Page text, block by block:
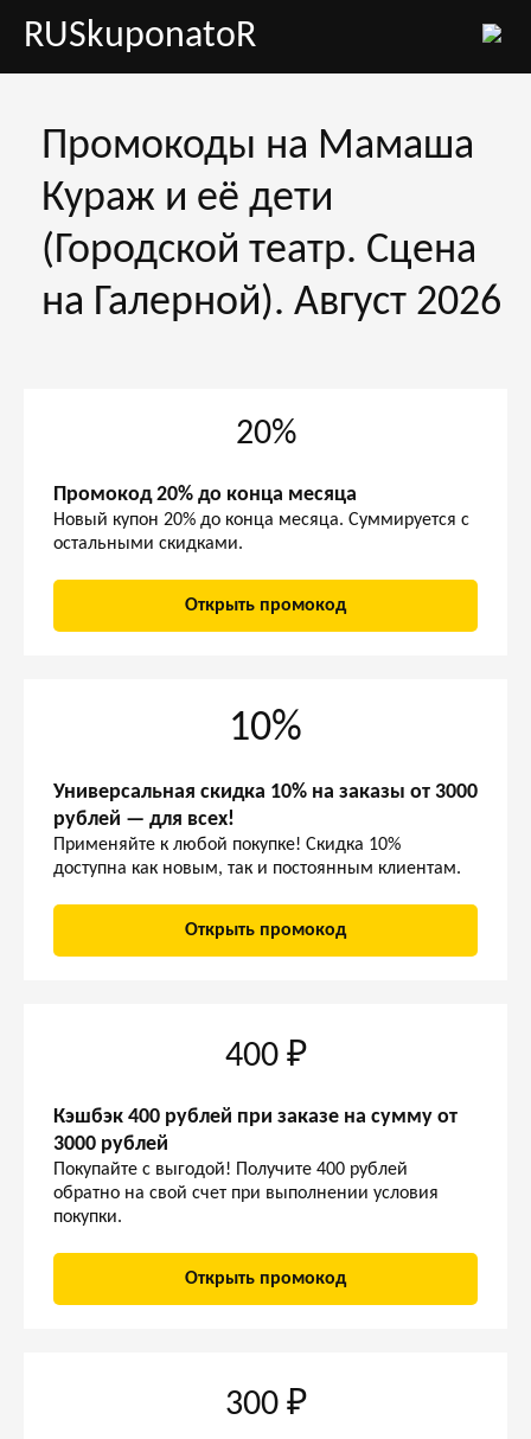
RUSkuponatoR
Промокоды на Мамаша
Кураж и её дети
(Городской театр. Сцена
на Галерной). Август 2026
20%
Промокод 20% до конца месяца
Новый купон 20% до конца месяца. Суммируется с
остальными скидками.
Открыть промокод
10%
Универсальная скидка 10% на заказы от 3000
рублей — для всех!
Применяйте к любой покупке! Скидка 10%
доступна как новым, так и постоянным клиентам.
Открыть промокод
400 ₽
Кэшбэк 400 рублей при заказе на сумму от
3000 рублей
Покупайте с выгодой! Получите 400 рублей
обратно на свой счет при выполнении условия
покупки.
Открыть промокод
300 ₽